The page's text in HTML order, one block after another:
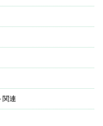
関連